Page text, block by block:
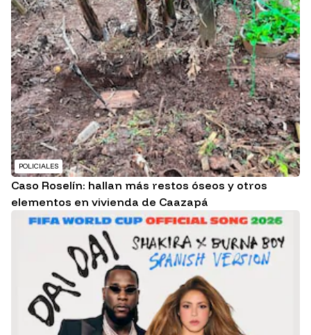
POLICIALES
Caso Roselín: hallan más restos óseos y otros
elementos en vivienda de Caazapá